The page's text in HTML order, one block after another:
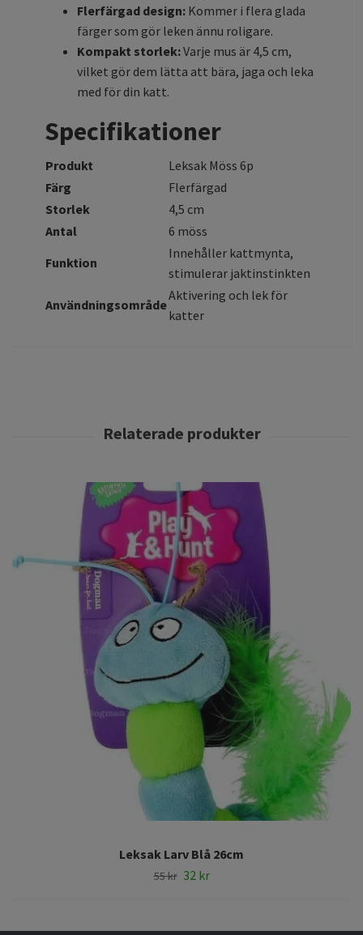
Flerfärgad design: Kommer i flera glada
färger som gör leken ännu roligare.
Kompakt storlek:Varje mus är 4,5 cm,
vilket gör dem lätta att bära, jaga och leka
med för din katt.
Specifikationer
Produkt
Leksak Möss 6p
Färg
Flerfärgad
Storlek
4,5 cm
Antal
6 möss
Funktion
Innehåller kattmynta,
stimulerar jaktinstinkten
Användningsområde
Aktivering och lek för
katter
Leksak Larv Blå 26cm
55 kr 32 kr